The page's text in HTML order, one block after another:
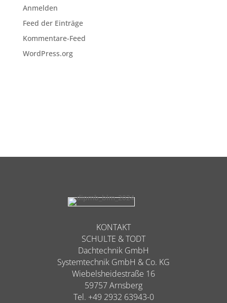
Anmelden
Feed der Einträge
Kommentare-Feed
WordPress.org
KONTAKT
SCHULTE & TODT
Dachtechnik GmbH
Systemtechnik GmbH & Co. KG
Wiebelsheidestraße 16
59757 Arnsberg
Tel. +49 2932 63943-0